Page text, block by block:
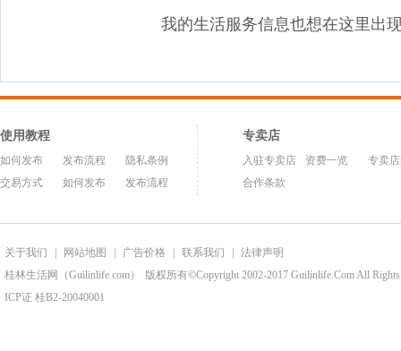
我的生活服务信息也想在这里出
使用教程
如何发布 发布流程
隐私条例
交易方式
如何发布 发布流程
专卖店
入驻专卖店 资费一览
专卖
合作条款
关于我们 网站地图 广告价格 联系我们
法律声明
桂林生活网（Guilinlife.com）
版权所有©Copyright 2002-2017 Guilinlife.Com All Rights
ICP证 桂B2-20040001